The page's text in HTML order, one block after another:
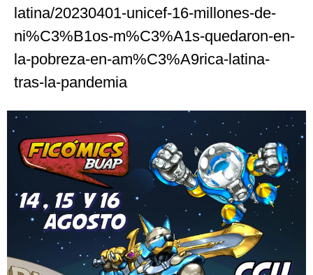
latina/20230401-unicef-16-millones-de-
ni%C3%B1os-m%C3%A1s-quedaron-en-
la-pobreza-en-am%C3%A9rica-latina-
tras-la-pandemia